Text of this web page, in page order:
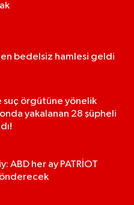
bedelsiz hamlesi geldi
suç örgütüne yönelik
yakalanan 28 şüpheli
ABD her ay PATRİOT